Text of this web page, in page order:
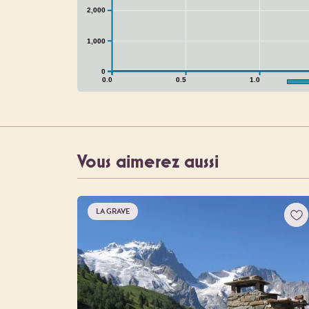
0.0 0.5 1.0
0
1,000
2,000
Vous aimerez aussi
LA GRAVE